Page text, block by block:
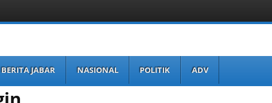
BERITA JABAR NASIONAL POLITIK ADV